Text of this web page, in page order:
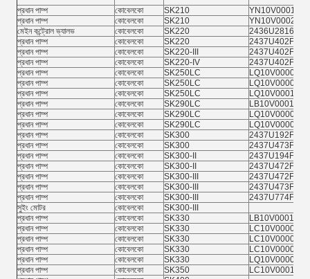
প্রধান পাম্প কোবেলকো SK210
YN10V00018F1
প্রধান পাম্প
কোবেলকো SK210
YN10V00023F2
মেইন কন্ট্রোল ভ্যালভ
কোবেলকো SK220
2436U2816F2
প্রধান পাম্প
কোবেলকো SK220
2437U402F3
প্রধান পাম্প
কোবেলকো SK220-III
2437U402F3
প্রধান পাম্প
কোবেলকো SK220-IV
2437U402F3
প্রধান পাম্প
কোবেলকো SK250LC
LQ10V00005F1
প্রধান পাম্প
কোবেলকো SK250LC
LQ10V00009F1
প্রধান পাম্প
কোবেলকো SK250LC
LQ10V00012F1
প্রধান পাম্প
কোবেলকো SK290LC
LB10V0001F1
প্রধান পাম্প
কোবেলকো SK290LC
LQ10V00005F1
প্রধান পাম্প
কোবেলকো SK290LC
LQ10V00009F1
প্রধান পাম্প
কোবেলকো SK300
2437U192F1
প্রধান পাম্প
কোবেলকো SK300
2437U473F1
প্রধান পাম্প
কোবেলকো SK300-II
2437U194F4
প্রধান পাম্প
কোবেলকো SK300-II
2437U472F1
প্রধান পাম্প
কোবেলকো SK300-III
2437U472F1
প্রধান পাম্প
কোবেলকো SK300-III
2437U473F1
প্রধান পাম্প
কোবেলকো SK300-III
2437U774F3
সুইং মোটর
কোবেলকো
SK300-III
প্রধান পাম্প
কোবেলকো SK330
LB10V0001F1
প্রধান পাম্প
কোবেলকো SK330
LC10V00001F2
প্রধান পাম্প
কোবেলকো SK330
LC10V00005F1
প্রধান পাম্প
কোবেলকো SK330
LC10V00008F2
প্রধান পাম্প
কোবেলকো SK330
LQ10V00009F1
প্রধান পাম্প
কোবেলকো SK350
LC10V00018F1